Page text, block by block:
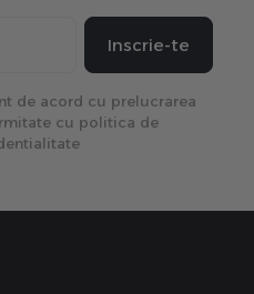
Inscrie-te
de acord cu prelucrarea
cu politica de